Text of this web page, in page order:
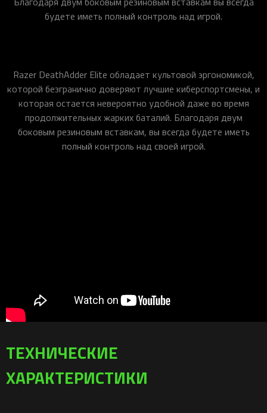
будете иметь полный контроль над игрой.
Razer DeathAdder Elite обладает культовой эргономикой,
которой безгранично доверяют лучшие киберспортсмены, и
которая остается невероятно удобной даже во время
продолжительных жарких баталий. Благодаря двум
боковым резиновым вставкам, вы всегда будете иметь
полный контроль над своей игрой.
ТЕХНИЧЕСКИЕ
ХАРАКТЕРИСТИКИ